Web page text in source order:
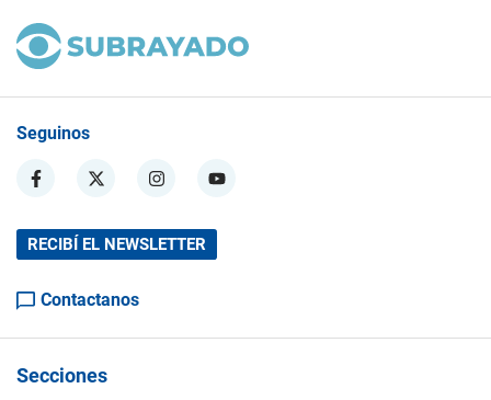
Seguinos
RECIBÍ EL NEWSLETTER
Contactanos
Secciones